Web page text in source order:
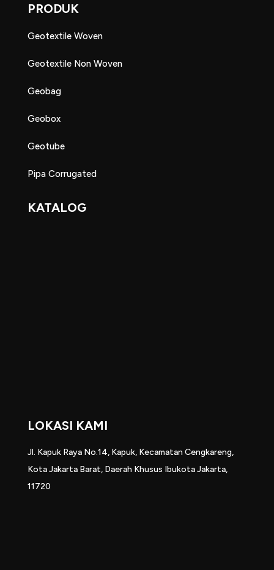
PRODUK
Geotextile Woven
Geotextile Non Woven
Geobag
Geobox
Geotube
Pipa Corrugated
KATALOG
LOKASI KAMI
Jl. Kapuk Raya No.14, Kapuk, Kecamatan Cengkareng,
Kota Jakarta Barat, Daerah Khusus Ibukota Jakarta,
11720